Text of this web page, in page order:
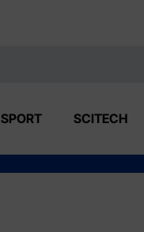
SPORT SCITECH